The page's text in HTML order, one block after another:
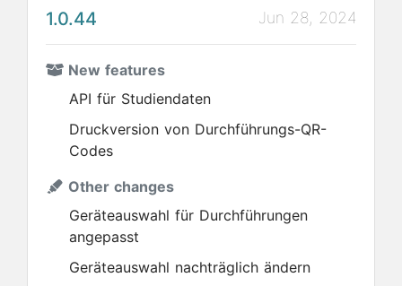
1.0.44 Jun 28, 2024
New features
API für Studiendaten
Druckversion von Durchführungs-QR-
Codes
Other changes
Geräteauswahl für Durchführungen
angepasst
Geräteauswahl nachträglich ändern